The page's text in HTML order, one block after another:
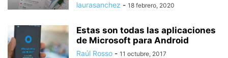
laurasanchez - 18 febrero, 2020
Estas son todas las aplicaciones
de Microsoft para Android
Raúl Rosso - 11 octubre, 2017